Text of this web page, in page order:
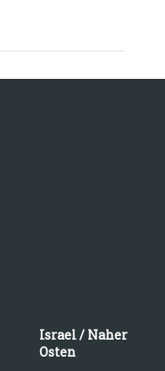
Israel / Naher
Osten